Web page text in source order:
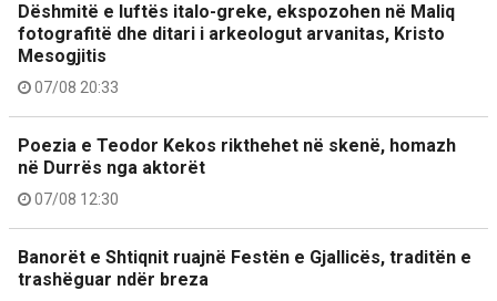
Dëshmitë e luftës italo-greke, ekspozohen në Maliq
fotografitë dhe ditari i arkeologut arvanitas, Kristo
Mesogjitis
07/08 20:33
Poezia e Teodor Kekos rikthehet në skenë, homazh
në Durrës nga aktorët
07/08 12:30
Banorët e Shtiqnit ruajnë Festën e Gjallicës, traditën e
trashëguar ndër breza